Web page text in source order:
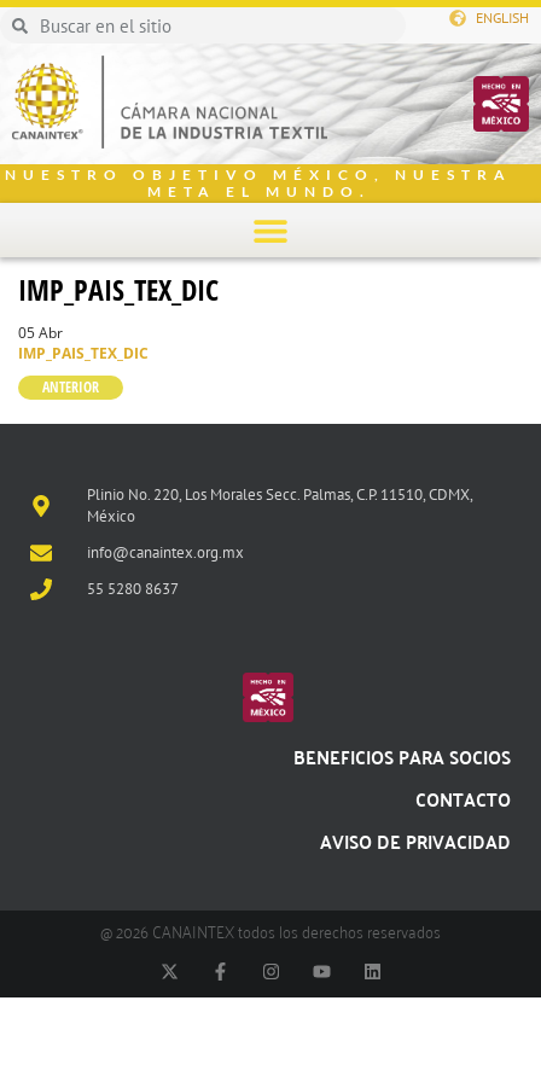
ENGLISH
NUESTRO OBJETIVO MÉXICO, NUESTRA
META EL MUNDO.
IMP_PAIS_TEX_DIC
05 Abr
IMP_PAIS_TEX_DIC
ANTERIOR
Plinio No. 220, Los Morales Secc. Palmas, C.P. 11510, CDMX,
México
info@canaintex.org.mx
55 5280 8637
BENEFICIOS PARA SOCIOS
CONTACTO
AVISO DE PRIVACIDAD
@ 2026 CANAINTEX todos los derechos reservados